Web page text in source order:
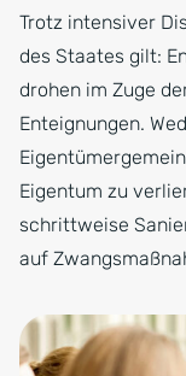
Trotz intensiver
des Staates gilt:
drohen im Zuge
Enteignungen.
Eigentum zu
schrittweise
auf